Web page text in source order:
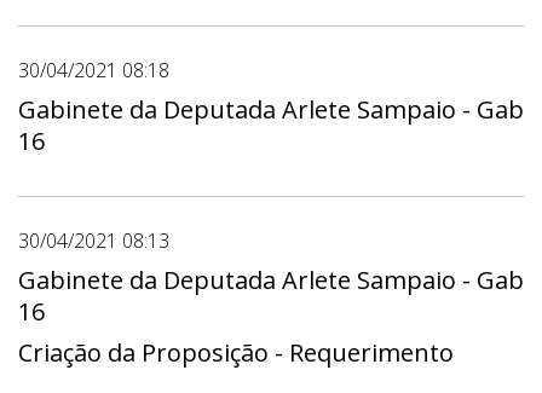
30/04/2021 08:18
Gabinete da Deputada Arlete Sampaio - Gab
16
30/04/2021 08:13
Gabinete da Deputada Arlete Sampaio - Gab
16
Criação da Proposição - Requerimento